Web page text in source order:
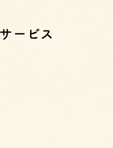
ービス